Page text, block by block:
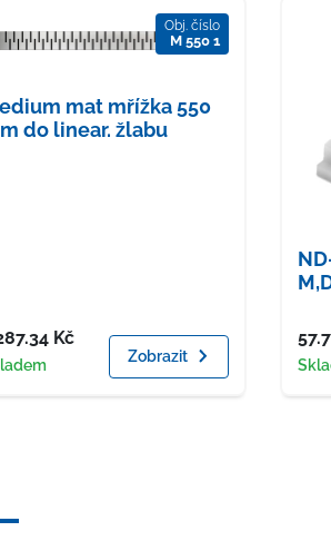
Obj. číslo
M 550 1
mat mřížka 550
do linear. žlabu
Kč
Zobrazit